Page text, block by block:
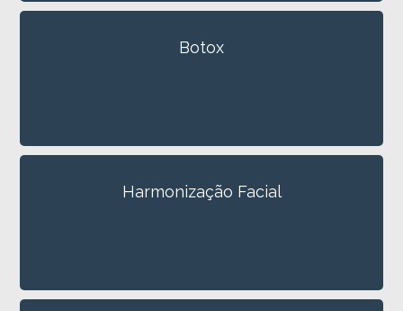
Botox
Harmonização Facial